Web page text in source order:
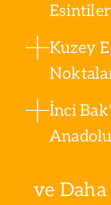
Kuzey
İnci
ve Daha